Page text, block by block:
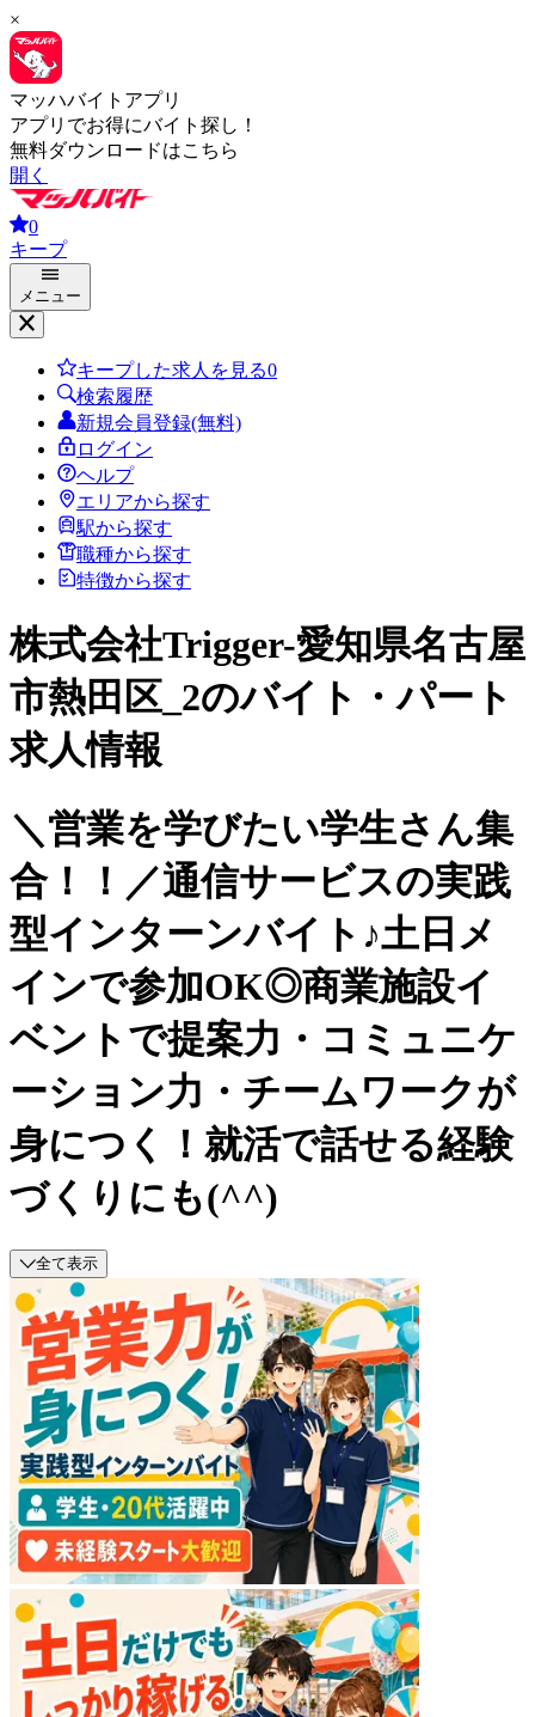
×
マッハバイトアプリ
アプリでお得にバイト探し！
無料ダウンロードはこちら
開く
0
キープ
メニュー
キープした求人を見る0
検索履歴
新規会員登録(無料)
ログイン
ヘルプ
エリアから探す
駅から探す
職種から探す
特徴から探す
株式会社Trigger-愛知県名古屋
市熱田区_2のバイト・パート
求人情報
＼営業を学びたい学生さん集
合！！／通信サービスの実践
型インターンバイト♪土日メ
インで参加OK◎商業施設イ
ベントで提案力・コミュニケ
ーション力・チームワークが
身につく！就活で話せる経験
づくりにも(^^)
全て表示